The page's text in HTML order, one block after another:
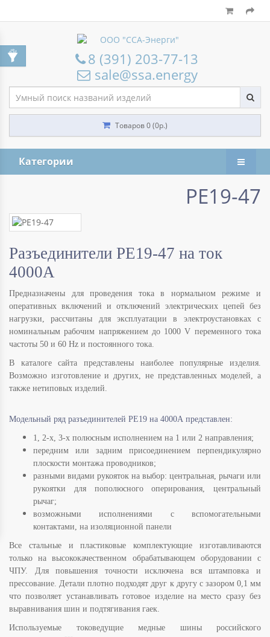
8 (391) 203-77-13
sale@ssa.energy
Товаров 0 (0р.)
Категории
РЕ19-47
Разъединители РЕ19-47 на ток
4000А
Предназначены для проведения тока в нормальном режиме и
оперативных включений и отключений электрических цепей без
нагрузки, рассчитаны для эксплуатации в электроустановках с
номинальным рабочим напряжением до 1000 V переменного тока
частоты 50 и 60 Hz и постоянного тока.
В каталоге сайта представлены наиболее популярные изделия.
Возможно изготовление и других, не представленных моделей, а
также нетиповых изделий.
Модельный ряд разъединителей РЕ19 на 4000А представлен:
1, 2-х, 3-х полюсным исполнением на 1 или 2 направления;
передним или задним присоединением перпендикулярно
плоскости монтажа проводников;
разными видами рукояток на выбор: центральная, рычаги или
рукоятки для пополюсного оперирования, центральный
рычаг;
возможными исполнениями с вспомогательными
контактами, на изоляционной панели
Все стальные и пластиковые комплектующие изготавливаются
только на высококачественном обрабатывающем оборудовании с
ЧПУ. Для повышения точности исключена вся штамповка и
прессование. Детали плотно подходят друг к другу с зазором 0,1 мм
что позволяет устанавливать готовое изделие на место сразу без
выравнивания шин и подтягивания гаек.
Используемые токоведущие медные шины российского